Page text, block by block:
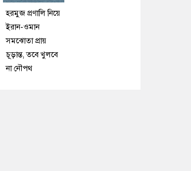
হরমুজ প্রণালি নিয়ে
ইরান-ওমান
সমঝোতা প্রায়
চূড়ান্ত, তবে খুলবে
না নৌপথ